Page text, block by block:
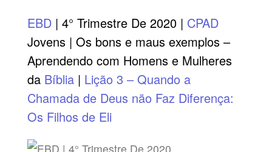
EBD | 4° Trimestre De 2020 | CPAD
Jovens | Os bons e maus exemplos –
Aprendendo com Homens e Mulheres
da Bíblia| Lição 3 – Quando a
Chamada de Deus não Faz Diferença:
Os Filhos de Eli